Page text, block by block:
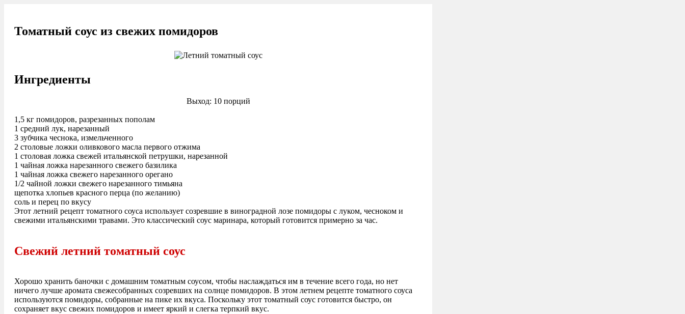
Томатный соус из свежих помидоров
Ингредиенты
Выход: 10 порций
1,5 кг помидоров, разрезанных пополам
1 средний лук, нарезанный
3 зубчика чеснока, измельченного
2 столовые ложки оливкового масла первого отжима
1 столовая ложка свежей итальянской петрушки, нарезанной
1 чайная ложка нарезанного свежего базилика
1 чайная ложка свежего нарезанного орегано
1/2 чайной ложки свежего нарезанного тимьяна
щепотка хлопьев красного перца (по желанию)
соль и перец по вкусу
Этот летний рецепт томатного соуса использует созревшие в виноградной лозе помидоры с луком, чесноком и
свежими итальянскими травами. Это классический соус маринара, который готовится примерно за час.
Свежий летний томатный соус
Хорошо хранить баночки с домашним томатным соусом, чтобы наслаждаться им в течение всего года, но нет
ничего лучше аромата свежесобранных созревших на солнце помидоров. В этом летнем рецепте томатного соуса
используются помидоры, собранные на пике их вкуса. Поскольку этот томатный соус готовится быстро, он
сохраняет вкус свежих помидоров и имеет яркий и слегка терпкий вкус.